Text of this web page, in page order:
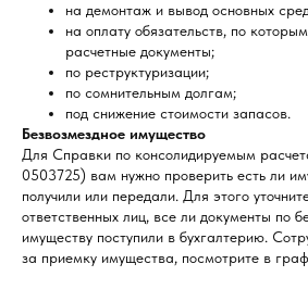
на демонтаж и вывод основных
на оплату обязательств, по
расчетные документы;
по реструктуризации;
по сомнительным долгам;
под снижение стоимости запасов.
Безвозмездное имущество
Для Справки по консолидируемым
0503725) вам нужно проверить есть ли
получили или передали. Для этого
ответственных лиц, все ли документы по
имуществу поступили в бухгалтерию.
за приемку имущества, посмотрите в